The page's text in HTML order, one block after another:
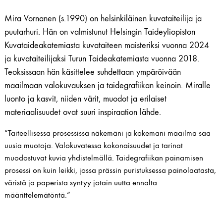
Mira Vornanen (s.1990) on helsinkiläinen kuvataiteilija ja
puutarhuri. Hän on valmistunut Helsingin Taideyliopiston
Kuvataideakatemiasta kuvataiteen maisteriksi vuonna 2024
ja kuvataiteilijaksi Turun Taideakatemiasta vuonna 2018.
Teoksissaan hän käsittelee suhdettaan ympäröivään
maailmaan valokuvauksen ja taidegrafiikan keinoin. Miralle
luonto ja kasvit, niiden värit, muodot ja erilaiset
materiaalisuudet ovat suuri inspiraation lähde.
“Taiteellisessa prosessissa näkemäni ja kokemani maailma saa
uusia muotoja. Valokuvatessa kokonaisuudet ja tarinat
muodostuvat kuvia yhdistelmällä. Taidegrafiikan painamisen
prosessi on kuin leikki, jossa prässin puristuksessa painolaatasta,
väristä ja paperista syntyy jotain uutta ennalta
määrittelemätöntä.”